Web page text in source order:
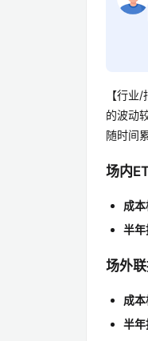
【行
的波动
随时间
场内
成
半
场外
成
半